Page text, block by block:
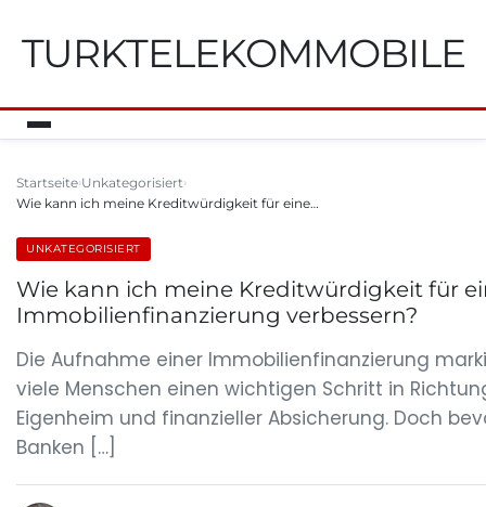
TURKTELEKOMMOBILE
Startseite Unkategorisiert
Wie kann ich meine Kreditwürdigkeit für eine…
UNKATEGORISIERT
Wie kann ich meine Kreditwürdigkeit für
Immobilienfinanzierung verbessern?
Die Aufnahme einer Immobilienfinanzierung
viele Menschen einen wichtigen Schritt in
Eigenheim und finanzieller Absicherung. Doch
Banken […]